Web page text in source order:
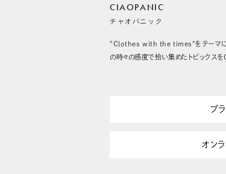
CIAOPANIC
チャオパニック
"Clothes with the times"をテーマに、
の時々の感度で拾い集めたトピックス
ブ
オン